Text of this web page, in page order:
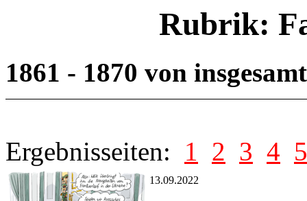
Rubrik:
1861 - 1870 von
Ergebnisseiten: 1 2 3 4 5
13.09.2022